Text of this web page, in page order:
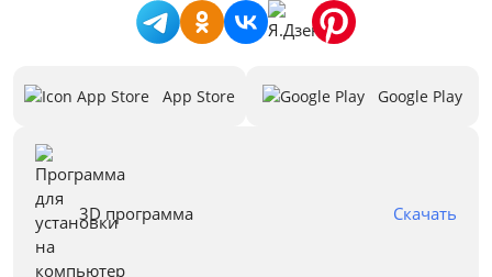
Стиль
Предложения
App Store Google Play
3D программа Скачать